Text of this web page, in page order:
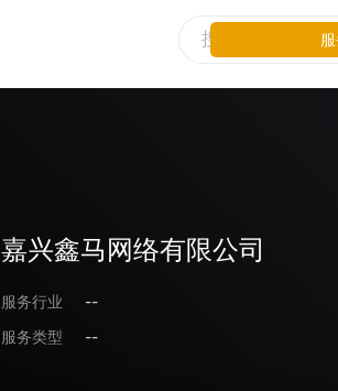
嘉兴鑫马网络有限公司
服务行业
--
服务类型
--